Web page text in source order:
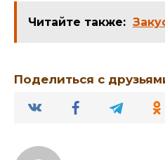
Читайте также:
Поделиться с